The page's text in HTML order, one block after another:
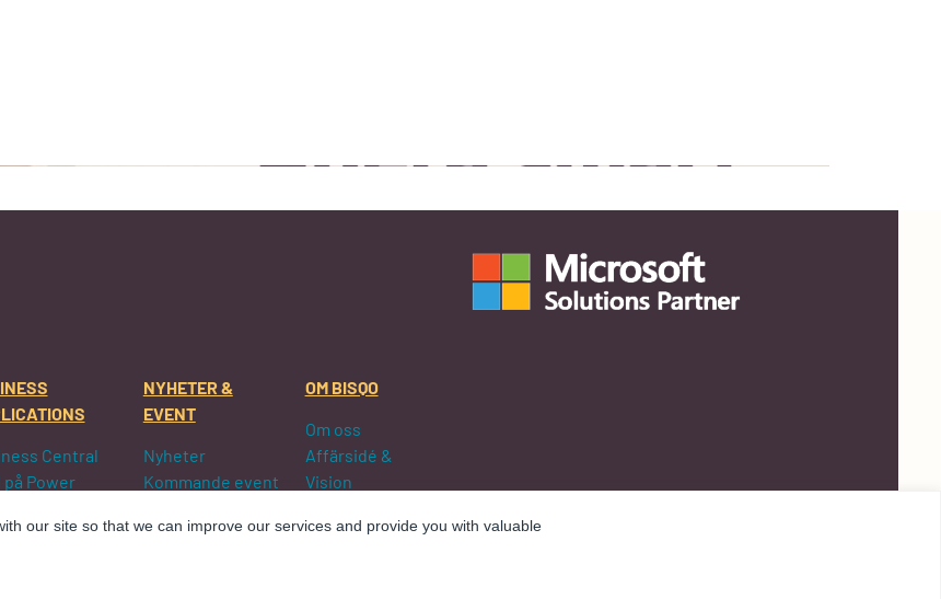
Central
på Power
Customer
NYHETER &
EVENT
Nyheter
Kommande event
event
OM BISQO
Om oss
Affärsidé &
Vision
Våra Partners
our site so that we can improve our services and provide you with valuable